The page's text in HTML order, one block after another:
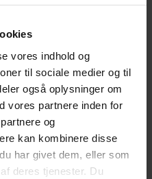
vores indhold og
til sociale medier og til
også oplysninger om
vores partnere inden for
og
kan kombinere disse
har givet dem, eller som
deres tjenester. Du
ApS
Flemming Larsen og
på Fyn, centralt
hvor firmaet
og Tekniske
så siden skiftede
januar 2007 blev til